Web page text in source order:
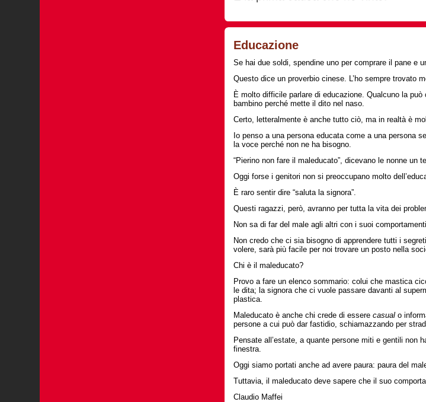
Educazione
Se hai due soldi, spendine uno per comprare il pane e
Questo dice un proverbio cinese. L’ho sempre trovato
È molto difficile parlare di educazione. Qualcuno la
bambino perché mette il dito nel naso.
Certo, letteralmente è anche tutto ciò, ma in realtà è
Io penso a una persona educata come a una persona
la voce perché non ne ha bisogno.
“Pierino non fare il maleducato”, dicevano le nonne un
Oggi forse i genitori non si preoccupano molto
È raro sentir dire “saluta la signora”.
Questi ragazzi, però, avranno per tutta la vita dei
Non sa di far del male agli altri con i suoi
Non credo che ci sia bisogno di apprendere tutti i
volere, sarà più facile per noi trovare un posto nella
Chi è il maleducato?
Provo a fare un elenco sommario: colui che mastica
le dita; la signora che ci vuole passare davanti al
plastica.
Maleducato è anche chi crede di esserecasual o
persone a cui può dar fastidio, schiamazzando per
Pensate all’estate, a quante persone miti e gentili non
finestra.
Oggi siamo portati anche ad avere paura: paura del
Tuttavia, il maleducato deve sapere che il suo
Claudio Maffei